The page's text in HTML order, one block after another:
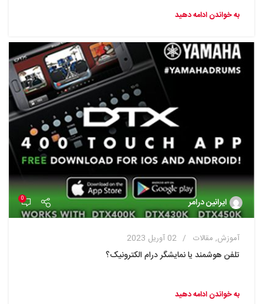
به خواندن ادامه دهید
ایرانین درامر 0
آموزش, مقالات 02 آوریل 2023
تلفن هوشمند یا نمایشگر درام الکترونیک؟
به خواندن ادامه دهید